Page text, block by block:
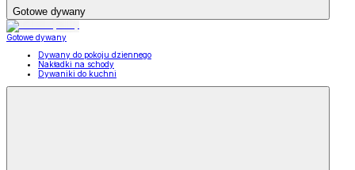
Gotowe dywany
Gotowe dywany
Dywany do pokoju dziennego
Nakładki na schody
Dywaniki do kuchni